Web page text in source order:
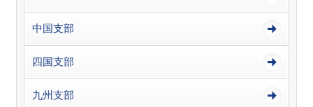
中国支部
四国支部
九州支部